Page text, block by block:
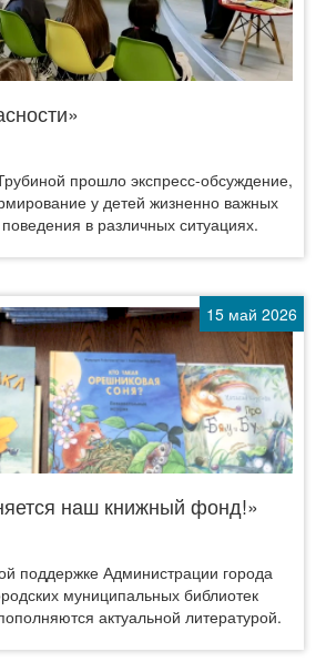
прошло экспресс-обсуждение,
у детей жизненно важных
в различных ситуациях.
15 май 2026
наш книжный фонд!»
поддержке Администрации города
муниципальных библиотек
актуальной литературой.